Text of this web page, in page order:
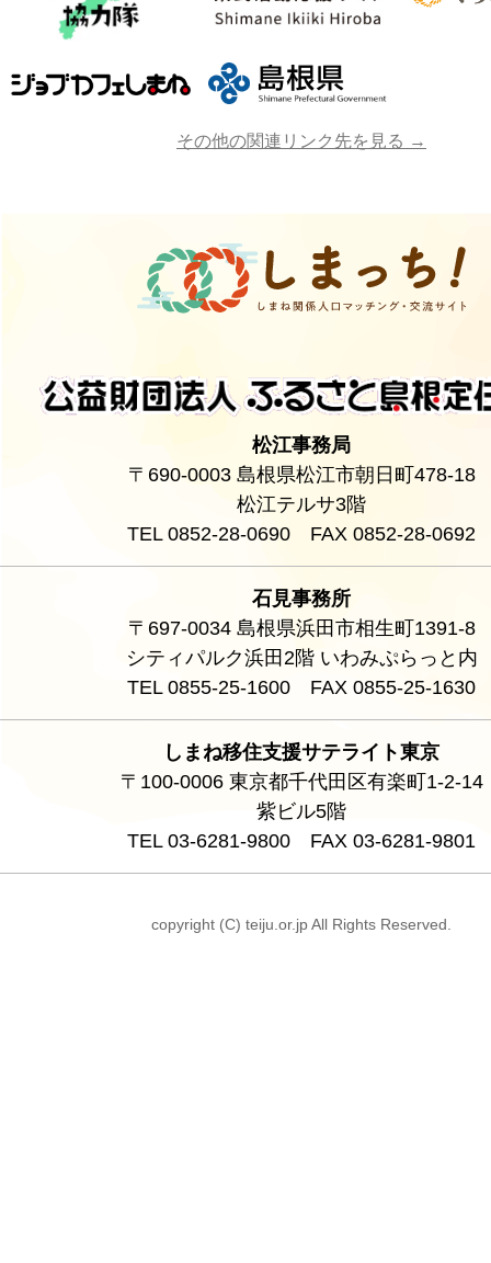
その他の関連リンク先を見る →
松江事務局
〒690-0003 島根県松江市朝日町478-18
松江テルサ3階
TEL 0852-28-0690 FAX 0852-28-0692
石見事務所
〒697-0034 島根県浜田市相生町1391-8
シティパルク浜田2階 いわみぷらっと内
TEL 0855-25-1600 FAX 0855-25-1630
しまね移住支援サテライト東京
〒100-0006 東京都千代田区有楽町1-2-14
紫ビル5階
TEL 03-6281-9800 FAX 03-6281-9801
copyright (C) teiju.or.jp All Rights Reserved.